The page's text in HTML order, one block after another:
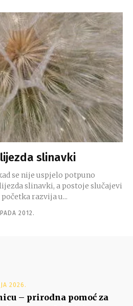
slinavki
se nije uspjelo potpuno
slinavki, a postoje slučajevi
razvija u...
2012.
2026.
– prirodna pomoć za